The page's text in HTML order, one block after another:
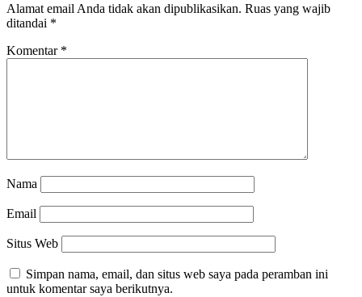
Alamat email Anda tidak akan dipublikasikan. Ruas yang wajib
ditandai *
Komentar *
Nama
Email
Situs Web
Simpan nama, email, dan situs web saya pada peramban ini
untuk komentar saya berikutnya.